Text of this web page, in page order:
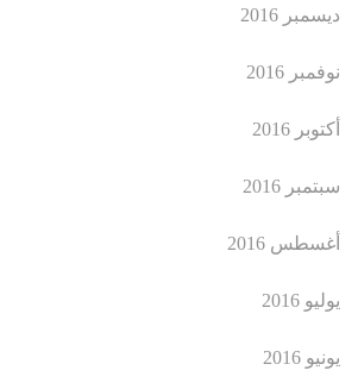
ديسمبر 2016
نوفمبر 2016
أكتوبر 2016
سبتمبر 2016
أغسطس 2016
يوليو 2016
يونيو 2016